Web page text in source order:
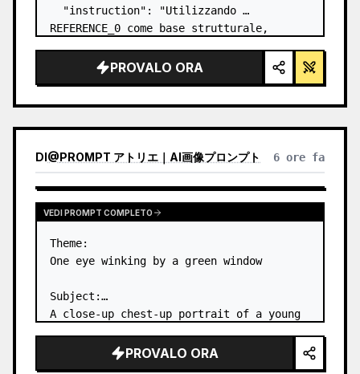
  "instruction": "Utilizzando
REFERENCE_0 come base strutturale,
un'infografica 3D altamente realistica.
Sostituisci le rampe lisce con gradini
PROVALO ORA
DI@PROMPT アトリエ｜AI画像プロンプト 6 ore fa
VEDI PROMPT COMPLETO
Theme:
One eye winking by a green window
Subject:
A close-up chest-up portrait of a young
leaning her cheek on one hand and
smiling with one eye closed at a wooden
PROVALO ORA